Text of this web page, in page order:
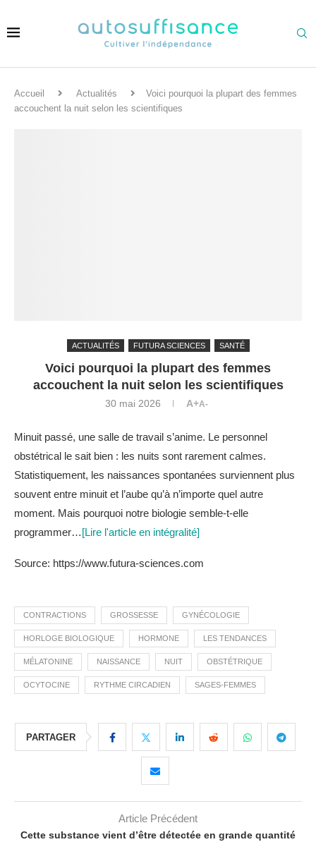
Accueil Actualités
Voici pourquoi la plupart des femmes
accouchent la nuit selon les scientifiques
ACTUALITÉS FUTURA SCIENCES SANTÉ
Voici pourquoi la plupart des femmes
accouchent la nuit selon les scientifiques
30 mai 2026 A+A-
Minuit passé, une salle de travail s’anime. Le personnel
obstétrical le sait bien : les nuits sont rarement calmes.
Statistiquement, les naissances spontanées surviennent plus
souvent entre minuit et l’aube qu’à n’importe quel autre
moment. Mais pourquoi notre biologie semble-t-elle
programmer…[Lire l'article en intégralité]
Source: https://www.futura-sciences.com
CONTRACTIONS GROSSESSE GYNÉCOLOGIE
HORLOGE BIOLOGIQUE HORMONE LES TENDANCES
MÉLATONINE NAISSANCE NUIT OBSTÉTRIQUE
OCYTOCINE RYTHME CIRCADIEN SAGES-FEMMES
PARTAGER
Article Précédent
Cette substance vient d’être détectée en grande quantité